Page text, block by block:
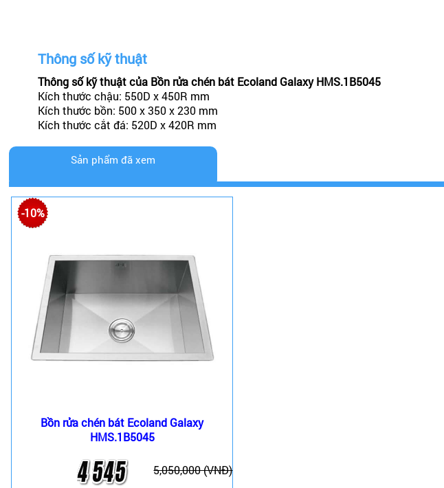
Thông số kỹ thuật
Thông số kỹ thuật của Bồn rửa chén bát Ecoland Galaxy HMS.1B5045
Kích thước chậu: 550D x 450R mm
Kích thước bồn: 500 x 350 x 230 mm
Kích thước cắt đá: 520D x 420R mm
Sản phẩm đã xem
-10%
Bồn rửa chén bát Ecoland Galaxy
HMS.1B5045
5,050,000 (VNĐ)